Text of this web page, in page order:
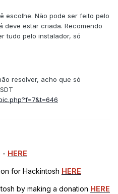
escolhe. Não pode ser feito pelo
deve estar criada. Recomendo
tudo pelo instalador, só
resolver, acho que só
- HERE
for Hackintosh HERE
by making a donation HERE